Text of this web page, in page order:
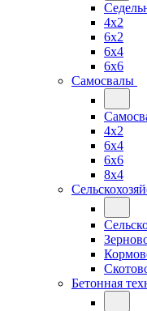
4x2
6x2
6x4
6x6
Самосвалы
4x2
6x4
6x6
8x4
Бетонная